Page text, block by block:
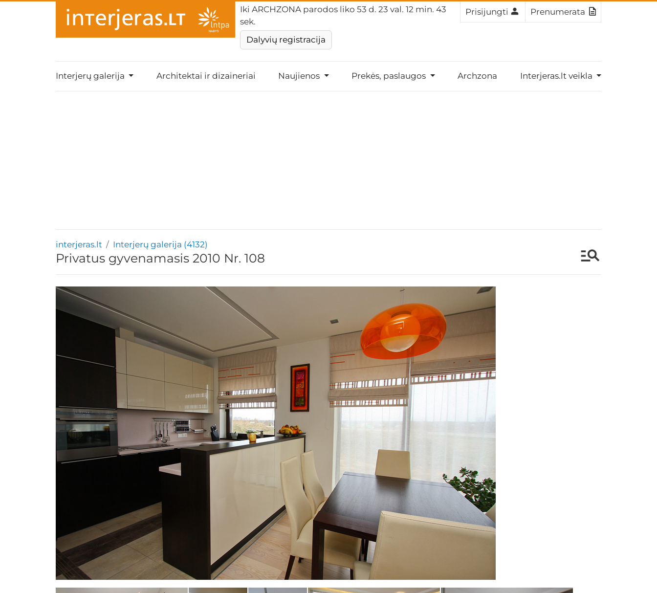
Iki ARCHZONA parodos liko 53 d. 23 val. 12 min. 42
sek.
Dalyvių registracija
Prisijungti Prenumerata
Interjerų galerija Architektai ir dizaineriai Naujienos Prekės, paslaugos Archzona Interjeras.lt veikla
interjeras.lt Interjerų galerija (4132)
Privatus gyvenamasis 2010 Nr. 108